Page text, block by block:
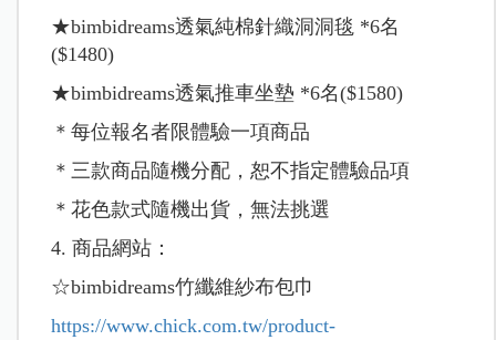
★bimbidreams透氣純棉針織洞洞毯 *6名
($1480)
★bimbidreams透氣推車坐墊 *6名($1580)
＊每位報名者限體驗一項商品
＊三款商品隨機分配，恕不指定體驗品項
＊花色款式隨機出貨，無法挑選
4. 商品網站：
☆bimbidreams竹纖維紗布包巾
https://www.chick.com.tw/product-